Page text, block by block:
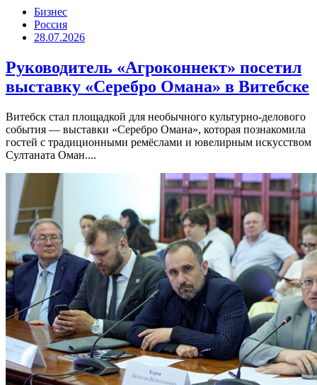
Бизнес
Россия
28.07.2026
Руководитель «Агроконнект» посетил
выставку «Серебро Омана» в Витебске
Витебск стал площадкой для необычного культурно-делового
события — выставки «Серебро Омана», которая познакомила
гостей с традиционными ремёслами и ювелирным искусством
Султаната Оман....